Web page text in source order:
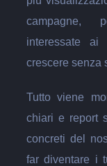
campagne,
interessate
crescere senza
Tutto viene
chiari e report
concreti del
far diventare i